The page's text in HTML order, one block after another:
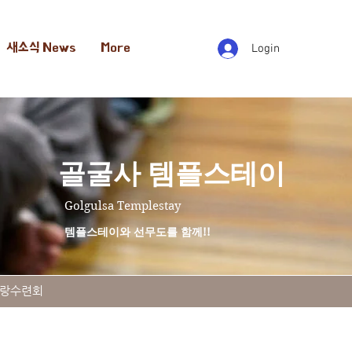
새소식 News More Login
​골굴사 템플스테이
Golgulsa Templestay
템플스테이와 선무도를 함께!!
수련회